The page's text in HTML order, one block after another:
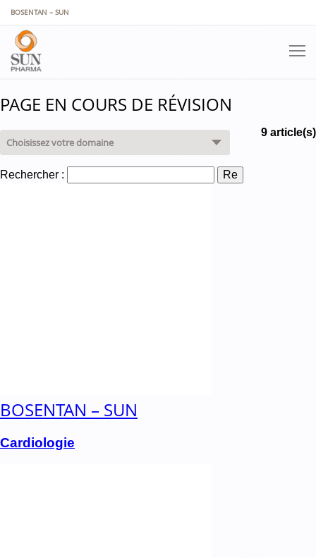
BOSENTAN – SUN
PAGE EN COURS DE RÉVISION
Rechercher : Re
9 article(s)
BOSENTAN – SUN
Cardiologie